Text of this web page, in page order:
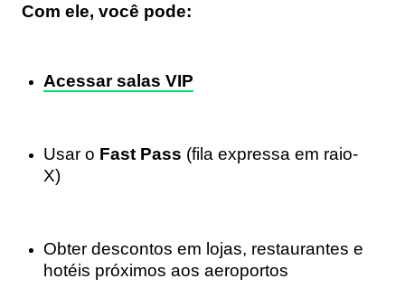
Com ele, você pode:
Acessar salas VIP
Usar o Fast Pass (fila expressa em raio-
X)
Obter descontos em lojas, restaurantes e
hotéis próximos aos aeroportos